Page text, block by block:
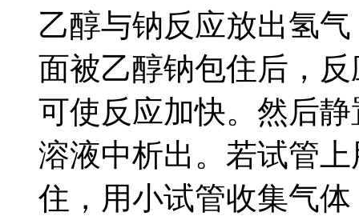
乙醇与钠反应放出氢
面被乙醇钠包住后，
可使反应加快。然后
溶液中析出。若试管
住，用小试管收集气体